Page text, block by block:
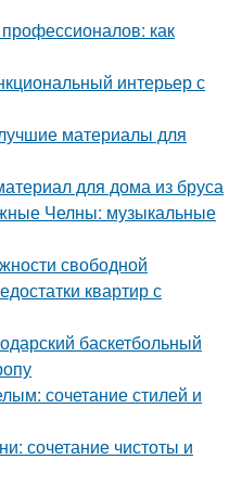
как
интерьер с
материалы для
для дома из бруса
Челны: музыкальные
свободной
квартир с
баскетбольный
сочетание стилей и
сочетание чистоты и